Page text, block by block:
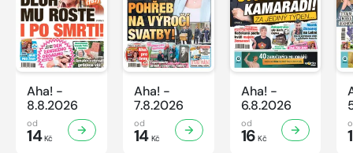
Aha! -
8.8.2026
od
14Kč
Aha! -
7.8.2026
od
14Kč
Aha! -
6.8.2026
od
16 Kč